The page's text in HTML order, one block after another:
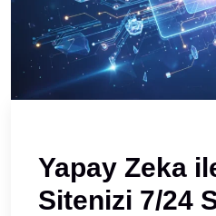
Yapay Zeka
Sitenizi 7/24